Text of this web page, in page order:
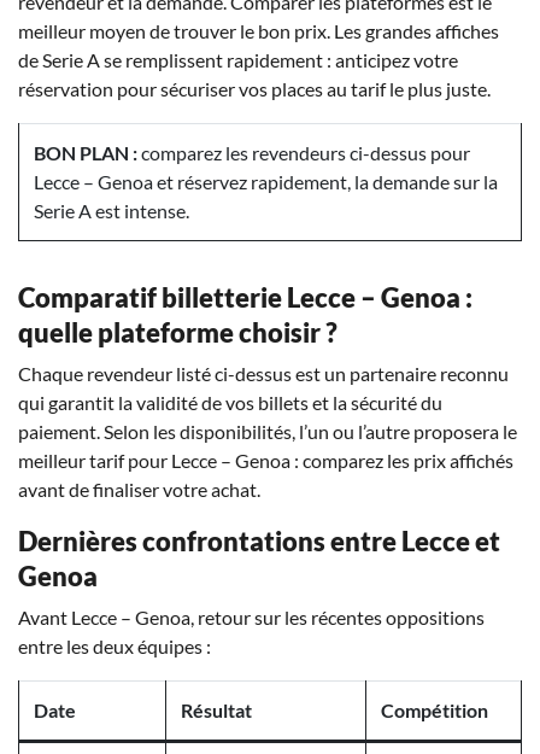
meilleur moyen de trouver le bon prix. Les grandes affiches
de Serie A se remplissent rapidement : anticipez votre
réservation pour sécuriser vos places au tarif le plus juste.
BON PLAN :comparez les revendeurs ci-dessus pour
Lecce – Genoa et réservez rapidement, la demande sur la
Serie A est intense.
Comparatif billetterie Lecce – Genoa :
quelle plateforme choisir ?
Chaque revendeur listé ci-dessus est un partenaire reconnu
qui garantit la validité de vos billets et la sécurité du
paiement. Selon les disponibilités, l’un ou l’autre proposera le
meilleur tarif pour Lecce – Genoa : comparez les prix affichés
avant de finaliser votre achat.
Dernières confrontations entre Lecce et
Genoa
Avant Lecce – Genoa, retour sur les récentes oppositions
entre les deux équipes :
Date Résultat Compétition